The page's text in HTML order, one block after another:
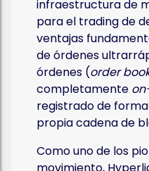
infraestructura de
para el trading de
ventajas
de órdenes
órdenes (order
completamente
registrado de
propia cadena de
Como uno de los
movimiento,